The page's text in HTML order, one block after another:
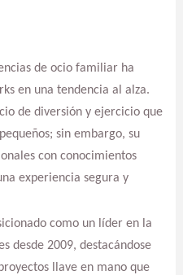
de ocio familiar ha
en una tendencia al alza.
de diversión y ejercicio que
sin embargo, su
con conocimientos
experiencia segura y
como un líder en la
desde 2009, destacándose
llave en mano que